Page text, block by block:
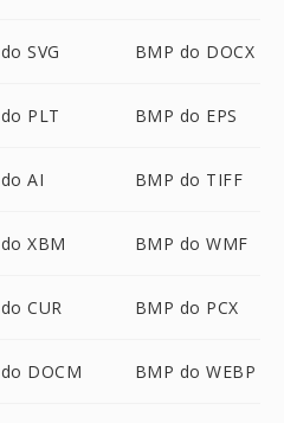
SVG BMP do DOCX
PLT BMP do EPS
AI BMP do TIFF
XBM BMP do WMF
CUR BMP do PCX
DOCM BMP do WEBP